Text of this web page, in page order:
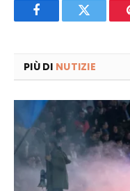
FacebookTwitter
PIÙ DI NUTIZIE